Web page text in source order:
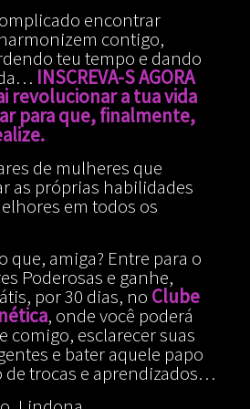
encontrar
contigo,
teu tempo e dando
INSCREVA-S AGORA
revolucionar a tua vida
para que, finalmente,
de mulheres que
as próprias habilidades
em todos os
que, amiga? Entre para o
Poderosas e ganhe,
por 30 dias, no Clube
, onde você poderá
comigo, esclarecer suas
e bater aquele papo
de trocas e aprendizados…